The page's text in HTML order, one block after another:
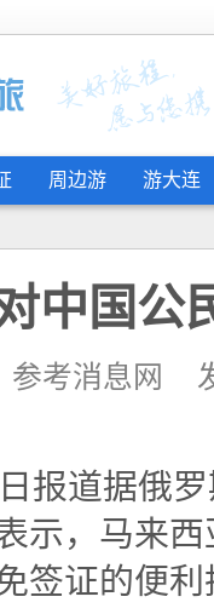
周边游 游大连
中国公
参考消息网
报道据俄
示，马来
签证的便